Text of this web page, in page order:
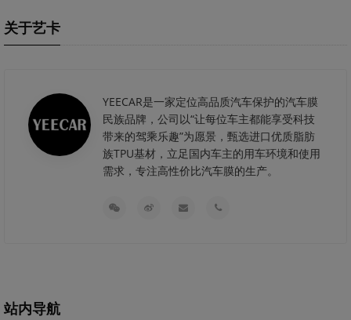
关于艺卡
YEECAR是一家定位高品质汽车保护的汽车膜
民族品牌，公司以“让每位车主都能享受科技
带来的驾乘乐趣”为愿景，甄选进口优质脂肪
族TPU基材，立足国内车主的用车环境和使用
需求，专注高性价比汽车膜的生产。
站内导航